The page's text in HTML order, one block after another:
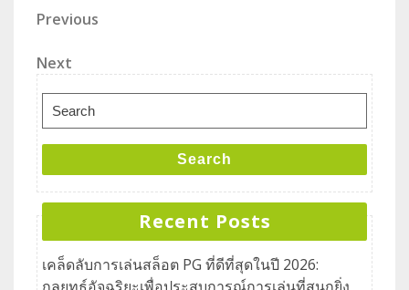
Previous
Next
Search
Recent Posts
เคล็ดลับการเล่นสล็อต PG ที่ดีที่สุดในปี 2026: